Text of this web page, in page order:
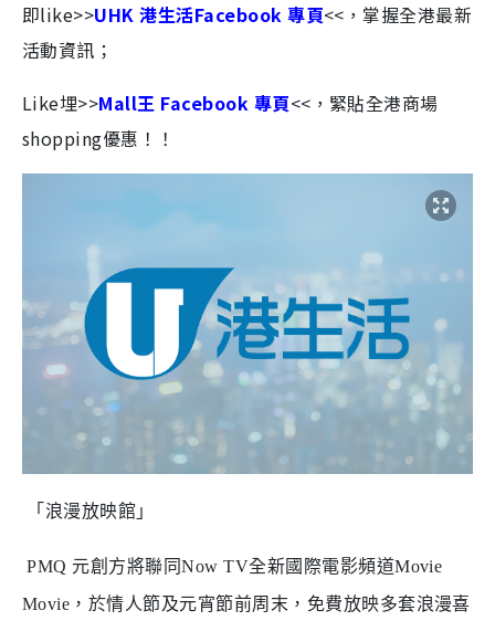
即like>>UHK 港生活Facebook 專頁<<，掌握全港最新
活動資訊；
Like埋>>Mall王 Facebook 專頁<<，緊貼全港商場
shopping優惠！！
「浪漫放映館」
PMQ 元創方將聯同Now TV全新國際電影頻道Movie
Movie ，於情人節及元宵節前周末，免費放映多套浪漫喜